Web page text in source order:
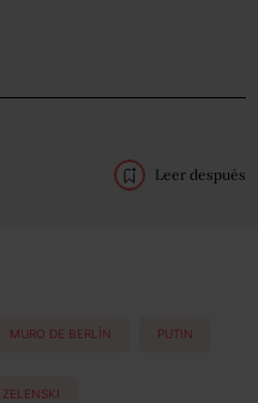
Leer después
MURO DE BERLÍN PUTIN